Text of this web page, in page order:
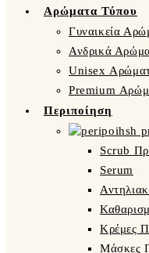
Αρώματα Τύπου
Γυναικεία
Ανδρικά
Unisex
Premium
Περιποίηση
Scrub
Serum
Κρέμες
Μάσκες